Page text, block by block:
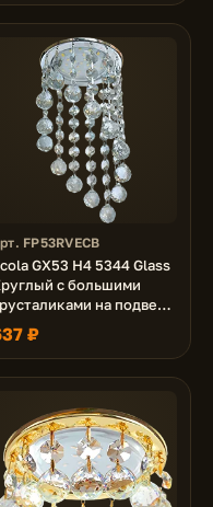
(к+)
FP53RVECB
GX53 H4 5344 Glass
с большими
на подвесе
скос" Тонированный
225x110 (к+)
₽